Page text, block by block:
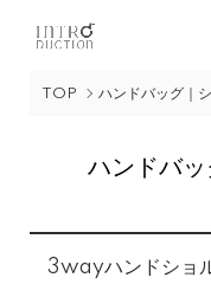
TOP ハンドバッグ｜
ハンドバ
カテゴリー一覧
3wayハンドショ